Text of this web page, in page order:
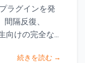
ラグインを発
隔反復、
向けの完全な
続きを読む →